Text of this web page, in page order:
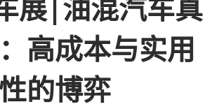
展|油混汽车真
高成本与实用
性的博弈